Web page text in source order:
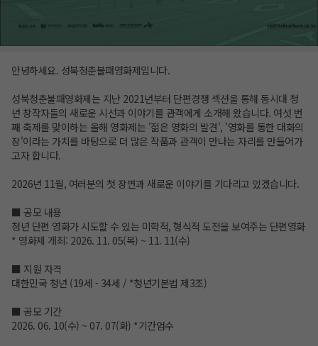
안녕하세요. 성북청춘불패영화제입니다.
성북청춘불패영화제는 지난 2021년부터 단편경쟁 섹션을 통해 동시대 청
년 창작자들의 새로운 시선과 이야기를 관객에게 소개해 왔습니다. 여섯 번
째 축제를 맞이하는 올해 영화제는 '젊은 영화의 발견', '영화를 통한 대화의
장'이라는 가치를 바탕으로 더 많은 작품과 관객이 만나는 자리를 만들어가
고자 합니다.
2026년 11월, 여러분의 첫 장면과 새로운 이야기를 기다리고 있겠습니다.
■ 공모 내용
청년 단편 영화가 시도할 수 있는 미학적, 형식적 도전을 보여주는 단편영화
* 영화제 개최: 2026. 11. 05(목) ~ 11. 11(수)
■ 지원 자격
대한민국 청년 (19세 - 34세 / *청년기본법 제3조)
■ 공모 기간
2026. 06. 10(수) ~ 07. 07(화) *기간엄수